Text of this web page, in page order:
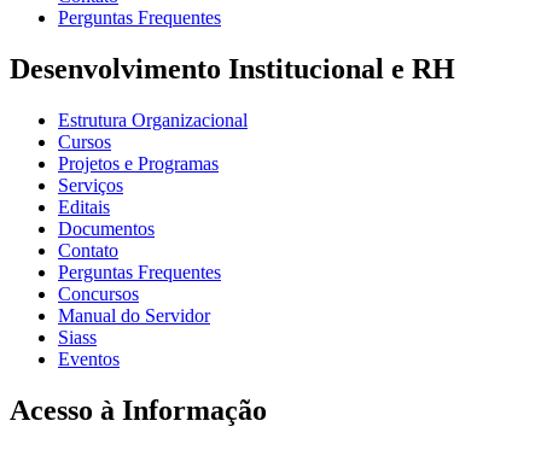
Perguntas Frequentes
Desenvolvimento Institucional e RH
Estrutura Organizacional
Cursos
Projetos e Programas
Serviços
Editais
Documentos
Contato
Perguntas Frequentes
Concursos
Manual do Servidor
Siass
Eventos
Acesso à Informação